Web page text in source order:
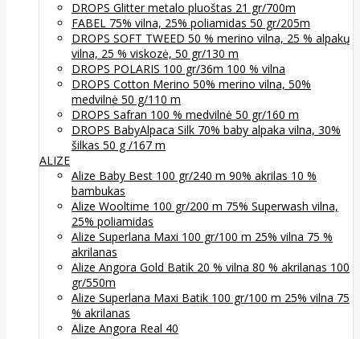
DROPS Glitter metalo pluoštas 21 gr/700m
FABEL 75% vilna, 25% poliamidas 50 gr/205m
DROPS SOFT TWEED 50 % merino vilna, 25 % alpakų
vilna, 25 % viskozė, 50 gr/130 m
DROPS POLARIS 100 gr/36m 100 % vilna
DROPS Cotton Merino 50% merino vilna, 50%
medvilnė 50 g/110 m
DROPS Safran 100 % medvilnė 50 gr/160 m
DROPS BabyAlpaca Silk 70% baby alpaka vilna, 30%
šilkas 50 g /167 m
ALIZE
Alize Baby Best 100 gr/240 m 90% akrilas 10 %
bambukas
Alize Wooltime 100 gr/200 m 75% Superwash vilna,
25% poliamidas
Alize Superlana Maxi 100 gr/100 m 25% vilna 75 %
akrilanas
Alize Angora Gold Batik 20 % vilna 80 % akrilanas 100
gr/550m
Alize Superlana Maxi Batik 100 gr/100 m 25% vilna 75
% akrilanas
Alize Angora Real 40